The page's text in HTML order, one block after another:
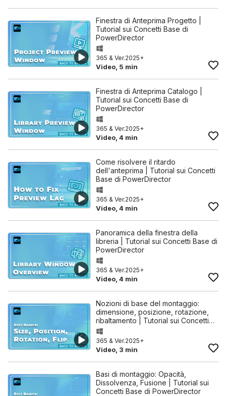
Finestra di Anteprima Progetto |
Tutorial sui Concetti Base di
PowerDirector
365 & Ver.2025+
Video, 5 min
Finestra di Anteprima Catalogo |
Tutorial sui Concetti Base di
PowerDirector
365 & Ver.2025+
Video, 4 min
Come risolvere il ritardo
dell'anteprima | Tutorial sui Concetti
Base di PowerDirector
365 & Ver.2025+
Video, 4 min
Panoramica della finestra della
libreria | Tutorial sui Concetti Base di
PowerDirector
365 & Ver.2025+
Video, 4 min
Nozioni di base del montaggio:
dimensione, posizione, rotazione,
ribaltamento | Tutorial sui Concetti…
365 & Ver.2025+
Video, 3 min
Basi di montaggio: Opacità,
Dissolvenza, Fusione | Tutorial sui
Concetti Base di PowerDirector